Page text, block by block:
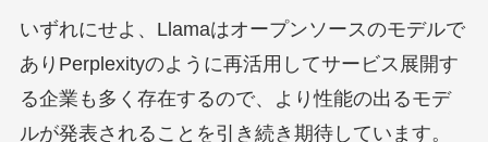
いずれにせよ、Llamaはオープンソースのモデルで
ありPerplexityのように再活用してサービス展開す
る企業も多く存在するので、より性能の出るモデ
ルが発表されることを引き続き期待しています。